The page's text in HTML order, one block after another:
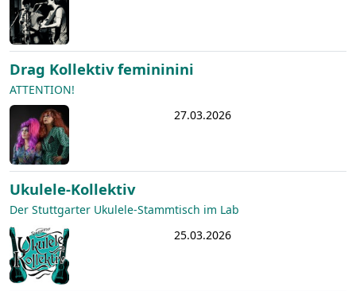
Drag Kollektiv femininini
ATTENTION!
27.03.2026
Ukulele-Kollektiv
Der Stuttgarter Ukulele-Stammtisch im Lab
25.03.2026